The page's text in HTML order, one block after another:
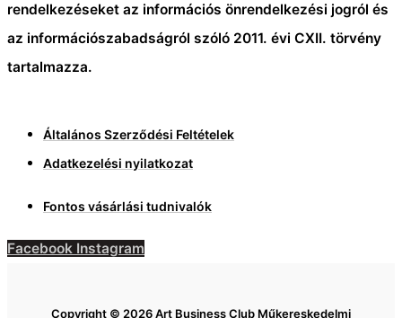
rendelkezéseket az információs önrendelkezési jogról és
az információszabadságról szóló 2011. évi CXII. törvény
tartalmazza.
Általános Szerződési Feltételek
Adatkezelési nyilatkozat
Fontos vásárlási tudnivalók
Facebook Instagram
Copyright © 2026 Art Business Club Műkereskedelmi